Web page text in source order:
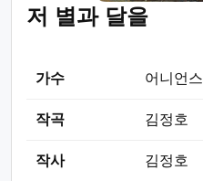
저 별과 달을
가수 어니언스
작곡 김정호
작사 김정호